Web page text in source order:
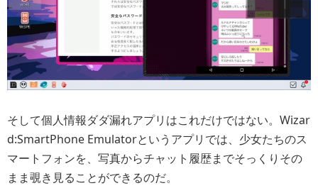
そして個人情報ダダ漏れアプリはこれだけではない。Wizar
d:SmartPhone Emulatorというアプリでは、少女たちのス
マートフォンを、写真からチャット履歴までそっくりその
まま覗き見ることができるのだ。